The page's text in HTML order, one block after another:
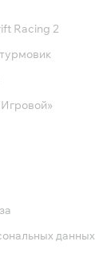
Racing 2
данных